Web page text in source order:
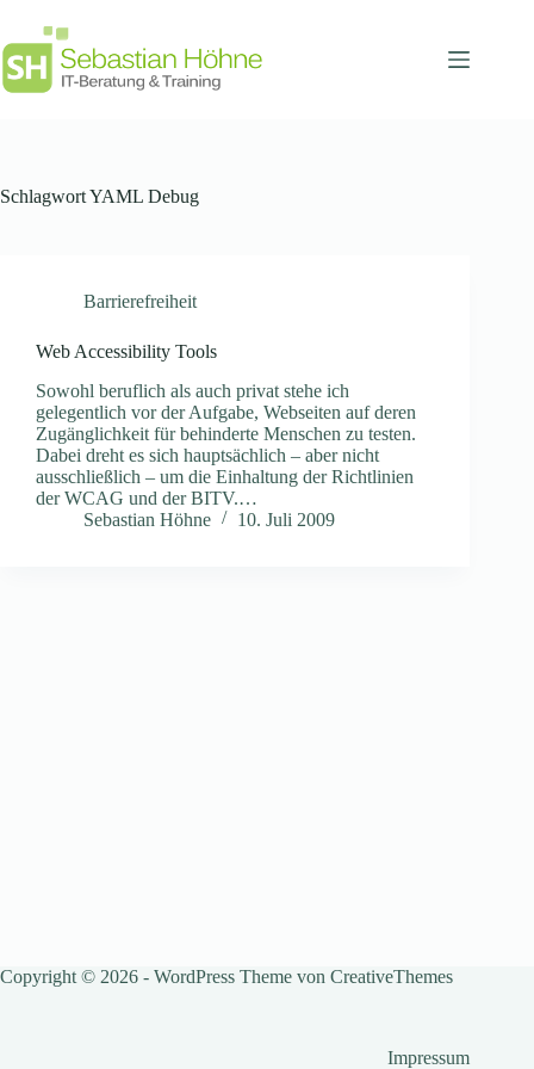
springen
SchlagwortYAML Debug
Barrierefreiheit
Web Accessibility Tools
Sowohl beruflich als auch privat stehe ich
gelegentlich vor der Aufgabe, Webseiten auf deren
Zugänglichkeit für behinderte Menschen zu testen.
Dabei dreht es sich hauptsächlich – aber nicht
ausschließlich – um die Einhaltung der Richtlinien
der WCAG und der BITV.…
Sebastian Höhne
10. Juli 2009
Copyright © 2026 - WordPress Theme von CreativeThemes
Impressum